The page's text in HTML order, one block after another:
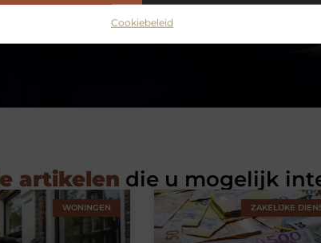
Cookiebeleid
artikelen die u mogelijk
WONINGEN ZAKELIJKE